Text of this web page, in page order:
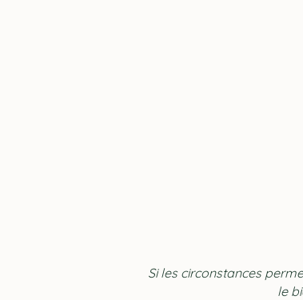
Si les circonstances
le